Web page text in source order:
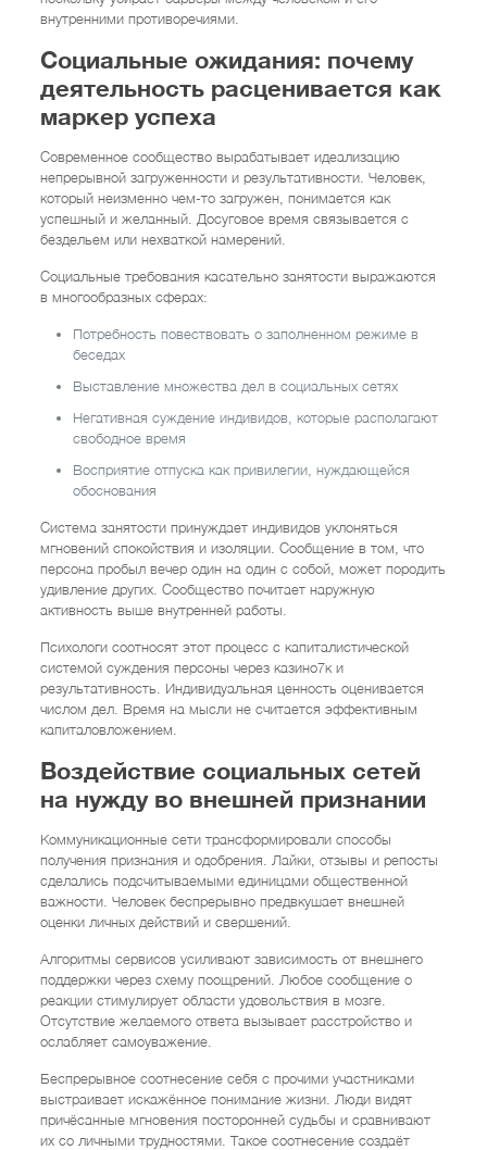
внутренними противоречиями.
Социальные ожидания: почему
деятельность расценивается как
маркер успеха
Современное сообщество вырабатывает идеализацию
непрерывной загруженности и результативности. Человек,
который неизменно чем-то загружен, понимается как
успешный и желанный. Досуговое время связывается с
бездельем или нехваткой намерений.
Социальные требования касательно занятости выражаются
в многообразных сферах:
Потребность повествовать о заполненном режиме в
беседах
Выставление множества дел в социальных сетях
Негативная суждение индивидов, которые располагают
свободное время
Восприятие отпуска как привилегии, нуждающейся
обоснования
Система занятости принуждает индивидов уклоняться
мгновений спокойствия и изоляции. Сообщение в том, что
персона пробыл вечер один на один с собой, может породить
удивление других. Сообщество почитает наружную
активность выше внутренней работы.
Психологи соотносят этот процесс с капиталистической
системой суждения персоны через казино7к и
результативность. Индивидуальная ценность оценивается
числом дел. Время на мысли не считается эффективным
капиталовложением.
Воздействие социальных сетей
на нужду во внешней признании
Коммуникационные сети трансформировали способы
получения признания и одобрения. Лайки, отзывы и репосты
сделались подсчитываемыми единицами общественной
важности. Человек беспрерывно предвкушает внешней
оценки личных действий и свершений.
Алгоритмы сервисов усиливают зависимость от внешнего
поддержки через схему поощрений. Любое сообщение о
реакции стимулирует области удовольствия в мозге.
Отсутствие желаемого ответа вызывает расстройство и
ослабляет самоуважение.
Беспрерывное соотнесение себя с прочими участниками
выстраивает искажённое понимание жизни. Люди видят
причёсанные мгновения посторонней судьбы и сравнивают
их со личными трудностями. Такое соотнесение создаёт